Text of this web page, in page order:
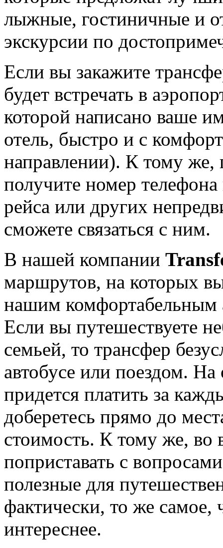
лыжные, гостиничные и
экскурсии по
Если вы закажите
будет встречать в
которой написано ваше
отель, быстро и с
направлении). К тому же,
получите номер
рейса или других
сможете связаться с ним.
В нашей компании
маршрутов, на которых
нашим комфортабельным
Если вы путешествуете
семьей, то трансфер
автобусе или поездом.
придется платить за
доберетесь прямо до
стоимость. К тому же, во
поприставать с
полезные для
фактически, то же самое,
интереснее.